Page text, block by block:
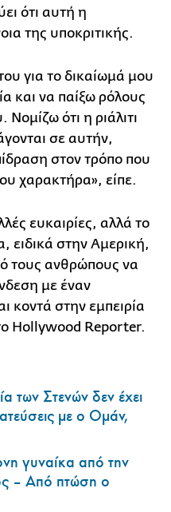
ότι αυτή η
της υποκριτικής.
για το δικαίωμά μου
και να παίξω ρόλους
ότι η ριάλιτι
σε αυτήν,
στον τρόπο που
χαρακτήρα», είπε.
ευκαιρίες, αλλά το
ειδικά στην Αμερική,
τους ανθρώπους να
με έναν
κοντά στην εμπειρία
Hollywood Reporter.
των Στενών δεν έχει
με ο Ομάν,
γυναίκα από την
– Από πτώση ο